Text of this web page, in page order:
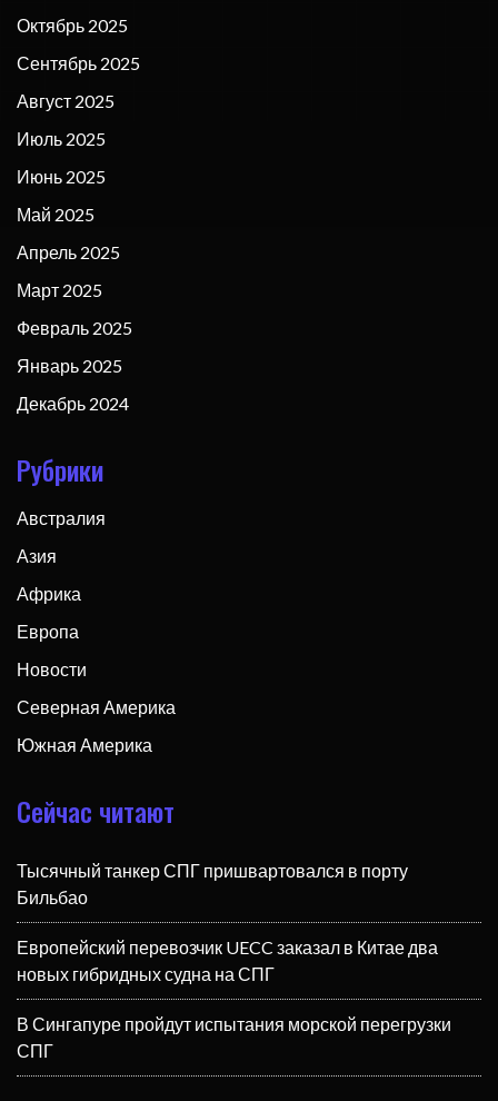
Октябрь 2025
Сентябрь 2025
Август 2025
Июль 2025
Июнь 2025
Май 2025
Апрель 2025
Март 2025
Февраль 2025
Январь 2025
Декабрь 2024
Рубрики
Австралия
Азия
Африка
Европа
Новости
Северная Америка
Южная Америка
Сейчас читают
Тысячный танкер СПГ пришвартовался в порту
Бильбао
Европейский перевозчик UECC заказал в Китае два
новых гибридных судна на СПГ
В Сингапуре пройдут испытания морской перегрузки
СПГ